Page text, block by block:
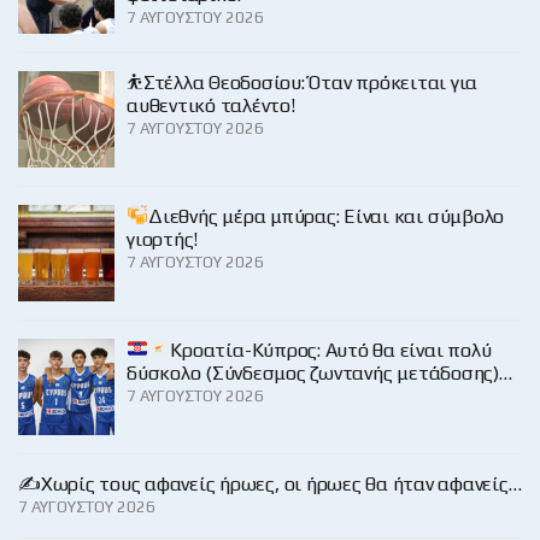
7 ΑΥΓΟΎΣΤΟΥ 2026
⛹️Στέλλα Θεοδοσίου: Όταν πρόκειται για
αυθεντικό ταλέντο!
7 ΑΥΓΟΎΣΤΟΥ 2026
Διεθνής μέρα μπύρας: Είναι και σύμβολο
γιορτής!
7 ΑΥΓΟΎΣΤΟΥ 2026
Κροατία-Κύπρος: Αυτό θα είναι πολύ
δύσκολο (Σύνδεσμος ζωντανής μετάδοσης)…
7 ΑΥΓΟΎΣΤΟΥ 2026
✍️Χωρίς τους αφανείς ήρωες, οι ήρωες θα ήταν αφανείς…
7 ΑΥΓΟΎΣΤΟΥ 2026